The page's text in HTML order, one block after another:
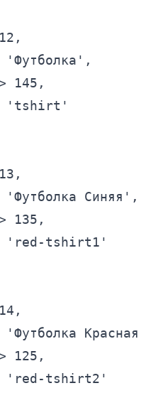
,
'Футболка' ,
145 ,
'tshirt'
,
'Футболка Синяя' ,
135 ,
'red-tshirt1'
,
'Футболка
125 ,
'red-tshirt2'